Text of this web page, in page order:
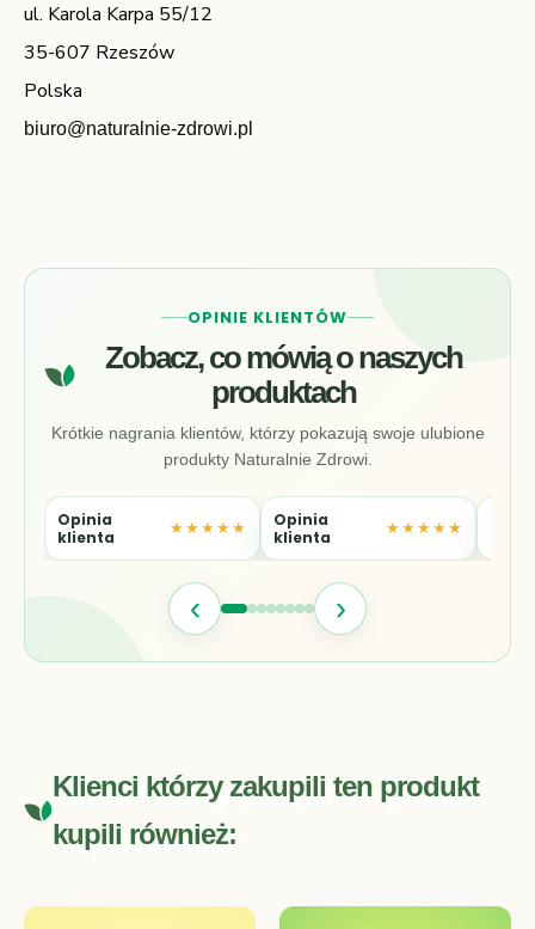
ul. Karola Karpa 55/12
35-607 Rzeszów
Polska
biuro@naturalnie-zdrowi.pl
OPINIE KLIENTÓW
Zobacz, co mówią o naszych
produktach
Krótkie nagrania klientów, którzy pokazują swoje ulubione
produkty Naturalnie Zdrowi.
Opinia
klienta
★★★★★
Opinia
klienta
★★★★★
‹ ›
Klienci którzy zakupili ten produkt
kupili również: